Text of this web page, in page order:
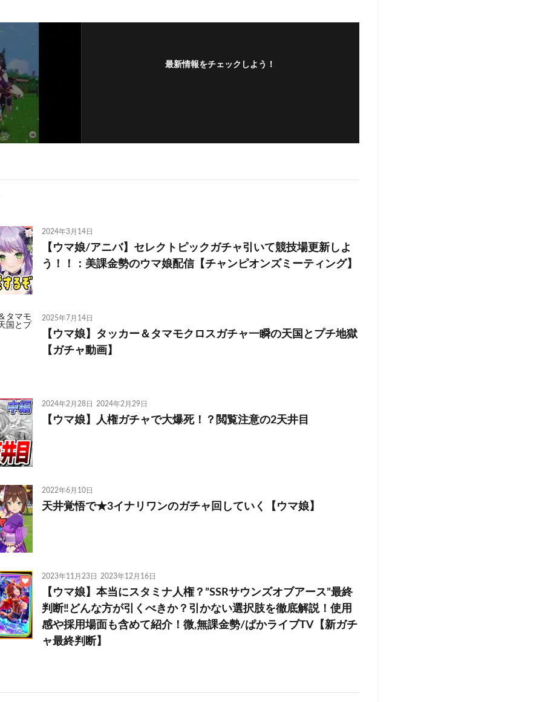
最新情報をチェックしよう！
2024年3月14日
【ウマ娘/アニバ】セレクトピックガチャ引いて競技場更新しよ
う！！：美課金勢のウマ娘配信【チャンピオンズミーティング】
2025年7月14日
【ウマ娘】タッカー＆タマモクロスガチャ一瞬の天国とプチ地獄
【ガチャ動画】
2024年2月28日 2024年2月29日
【ウマ娘】人権ガチャで大爆死！？閲覧注意の2天井目
2022年6月10日
天井覚悟で★3イナリワンのガチャ回していく【ウマ娘】
2023年11月23日 2023年12月16日
【ウマ娘】本当にスタミナ人権？”SSRサウンズオブアース”最終
判断‼どんな方が引くべきか？引かない選択肢を徹底解説！使用
感や採用場面も含めて紹介！微,無課金勢/ぱかライブTV【新ガチ
ャ最終判断】